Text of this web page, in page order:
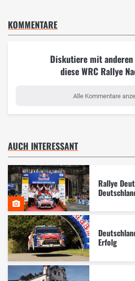
KOMMENTARE
Diskutiere mit anderen
diese WRC Rallye
Alle Kommentare
AUCH INTERESSANT
Rallye
Erfolg